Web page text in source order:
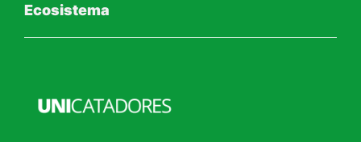
Ecosistema